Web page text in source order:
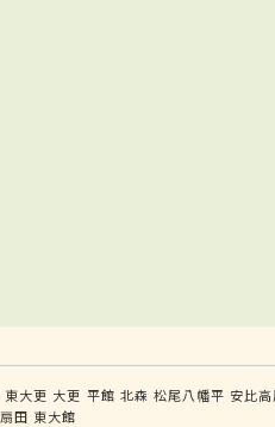
東大更 大更 平館 北森 松尾八幡平 安比高
扇田 東大館